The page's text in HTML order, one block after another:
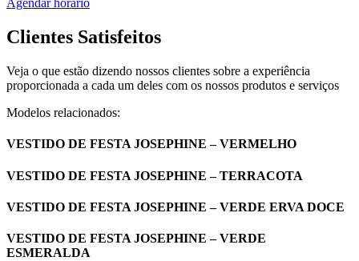
Agendar horário
Clientes Satisfeitos
Veja o que estão dizendo nossos clientes sobre a experiência
proporcionada a cada um deles com os nossos produtos e serviços
Modelos relacionados:
VESTIDO DE FESTA JOSEPHINE – VERMELHO
VESTIDO DE FESTA JOSEPHINE – TERRACOTA
VESTIDO DE FESTA JOSEPHINE – VERDE ERVA DOCE
VESTIDO DE FESTA JOSEPHINE – VERDE
ESMERALDA